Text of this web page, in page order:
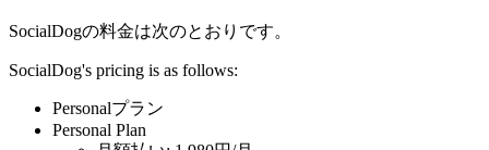
SocialDogの料金は次のとおりです。
SocialDog's pricing is as follows:
Personalプラン
Personal Plan